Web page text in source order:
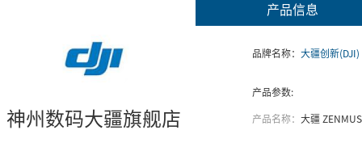
产品信息
品牌名称： 大疆创新(DJI)
产品参数:
产品名称： 大疆
神州数码大疆旗舰店